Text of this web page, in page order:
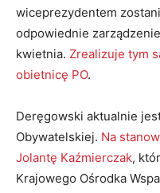
wiceprezydentem
odpowiednie
kwietnia. Zrealizuje tym
obietnicę PO.
Deręgowski aktualnie
Obywatelskiej. Na
Jolantę Kaźmierczak,
Krajowego Ośrodka